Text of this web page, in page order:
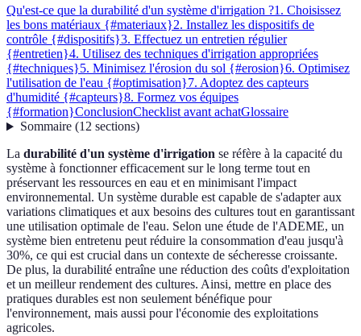
Qu'est-ce que la durabilité d'un système d'irrigation ?1. Choisissez
les bons matériaux {#materiaux}2. Installez les dispositifs de
contrôle {#dispositifs}3. Effectuez un entretien régulier
{#entretien}4. Utilisez des techniques d'irrigation appropriées
{#techniques}5. Minimisez l'érosion du sol {#erosion}6. Optimisez
l'utilisation de l'eau {#optimisation}7. Adoptez des capteurs
d'humidité {#capteurs}8. Formez vos équipes
{#formation}ConclusionChecklist avant achatGlossaire
Sommaire(12 sections)
La durabilité d'un système d'irrigation se réfère à la capacité du
système à fonctionner efficacement sur le long terme tout en
préservant les ressources en eau et en minimisant l'impact
environnemental. Un système durable est capable de s'adapter aux
variations climatiques et aux besoins des cultures tout en garantissant
une utilisation optimale de l'eau. Selon une étude de l'ADEME, un
système bien entretenu peut réduire la consommation d'eau jusqu'à
30%, ce qui est crucial dans un contexte de sécheresse croissante.
De plus, la durabilité entraîne une réduction des coûts d'exploitation
et un meilleur rendement des cultures. Ainsi, mettre en place des
pratiques durables est non seulement bénéfique pour
l'environnement, mais aussi pour l'économie des exploitations
agricoles.